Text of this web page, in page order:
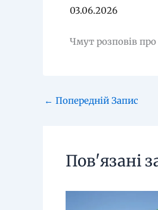
03.06.2026
Чмут розповів про
← Попередній Запис
Пов'язані